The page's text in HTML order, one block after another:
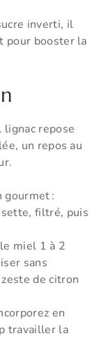
inverti, il
pour booster la
repose
un repos au
gourmet :
filtré, puis
miel 1 à 2
sans
de citron
en
travailler la